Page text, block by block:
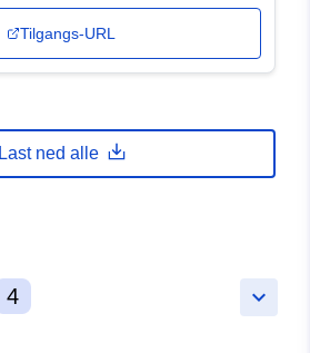
Tilgangs-URL
Last ned alle
keyboard_arrow_down
4